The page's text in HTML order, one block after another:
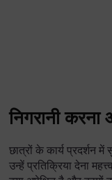
निगरानी
छात्रों के कार्य प्रदर्शन
उन्हें प्रतिक्रिया देना